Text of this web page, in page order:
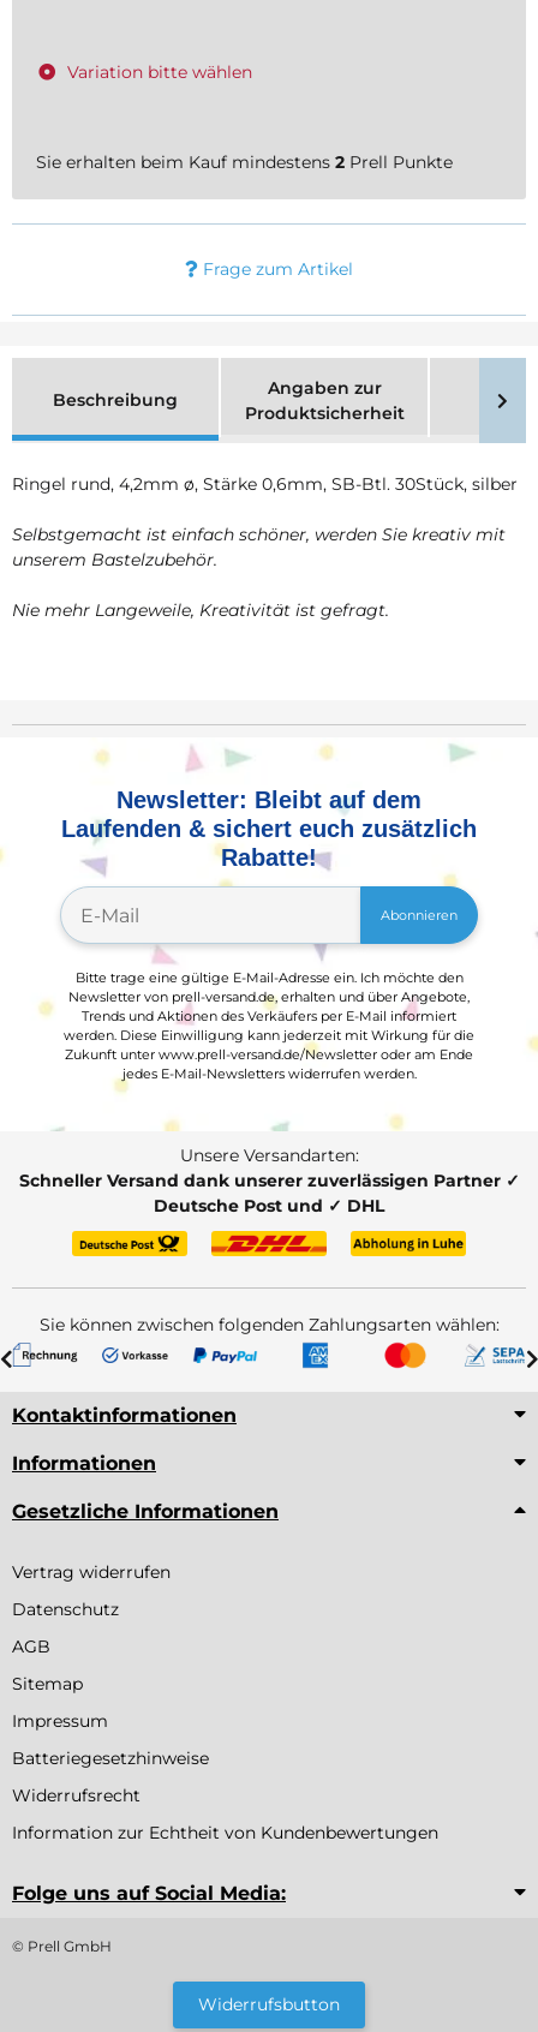
Variation bitte wählen
Sie erhalten beim Kauf mindestens 2 Prell Punkte
Frage zum Artikel
Beschreibung
Angaben zur
Produktsicherheit
Ringel rund, 4,2mm ø, Stärke 0,6mm, SB-Btl. 30Stück, silber
Selbstgemacht ist einfach schöner, werden Sie kreativ mit
unserem Bastelzubehör.
Nie mehr Langeweile, Kreativität ist gefragt.
Newsletter: Bleibt auf dem
Laufenden & sichert euch zusätzlich
Rabatte!
Abonnieren
Bitte trage eine gültige E-Mail-Adresse ein. Ich möchte den
Newsletter von prell-versand.de, erhalten und über Angebote,
Trends und Aktionen des Verkäufers per E-Mail informiert
werden. Diese Einwilligung kann jederzeit mit Wirkung für die
Zukunft unter www.prell-versand.de/Newsletter oder am Ende
jedes E-Mail-Newsletters widerrufen werden.
Unsere Versandarten:
Schneller Versand dank unserer zuverlässigen Partner ✓
Deutsche Post und ✓ DHL
Sie können zwischen folgenden Zahlungsarten wählen:
Kontaktinformationen
Informationen
Gesetzliche Informationen
Vertrag widerrufen
Datenschutz
AGB
Sitemap
Impressum
Batteriegesetzhinweise
Widerrufsrecht
Information zur Echtheit von Kundenbewertungen
Folge uns auf Social Media:
© Prell GmbH
Widerrufsbutton